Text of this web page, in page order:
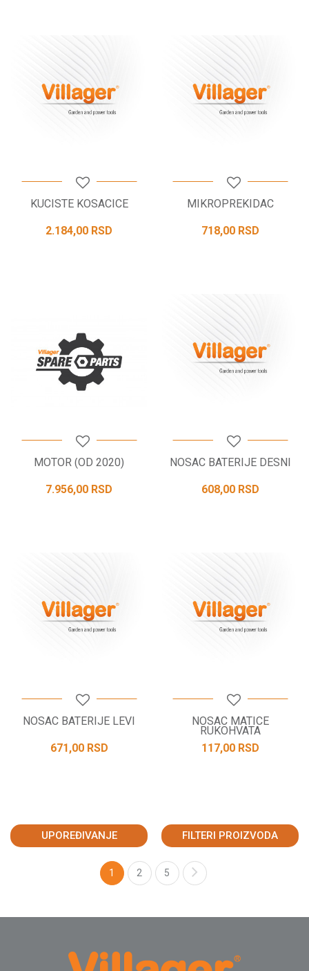
KUCISTE KOSACICE
2.184,00 RSD
MIKROPREKIDAC
718,00 RSD
MOTOR (OD 2020)
7.956,00 RSD
NOSAC BATERIJE DESNI
608,00 RSD
NOSAC BATERIJE LEVI
671,00 RSD
NOSAC MATICE
RUKOHVATA
117,00 RSD
UPOREĐIVANJE FILTERI PROIZVODA
1 2 5